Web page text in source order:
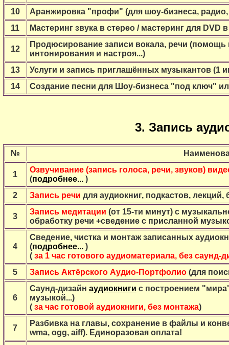
10
Аранжировка "профи" (для шоу-бизнеса,
11
Мастеринг звука в стерео / мастеринг для DVD в
12
Продюсирование записи вокала, речи (помощь
интонирования и настроя...)
13
Услуги и запись приглашённых музыкантов (1
14
Создание песни для Шоу-бизнеса "под ключ"
3. Запись
№
1
Озвучивание (запись голоса, речи, звуков)
(подробнее...)
2
Запись речи для аудиокниг, подкастов,
3
Запись медитации (от 15-ти минут) с
обработку речи +сведение с присланной
4
Сведение, чистка и монтаж записанных
(подробнее...)
( за 1 час готового аудиоматериала, без саунд-
5
Запись Актёрского Аудио-Портфолио(для
6
Саунд-дизайн аудиокниги с построением
музыкой...)
( за час готовой аудиокниги, без монтажа)
7
Разбивка на главы, сохранение в файлы и
wma, ogg, aiff). Единоразовая оплата!